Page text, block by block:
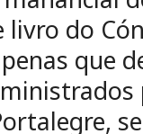
livro do
que